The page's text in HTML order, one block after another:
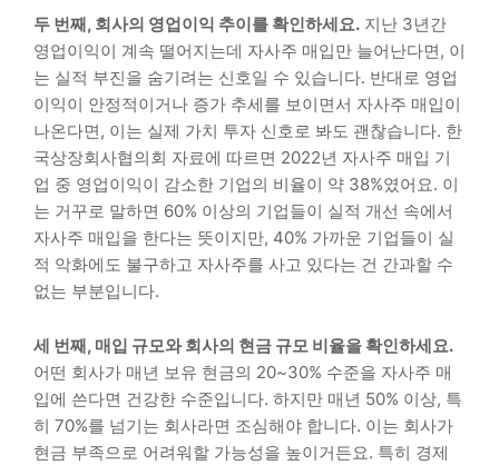
두 번째, 회사의 영업이익 추이를 확인하세요. 지난 3년간
영업이익이 계속 떨어지는데 자사주 매입만 늘어난다면, 이
는 실적 부진을 숨기려는 신호일 수 있습니다. 반대로 영업
이익이 안정적이거나 증가 추세를 보이면서 자사주 매입이
나온다면, 이는 실제 가치 투자 신호로 봐도 괜찮습니다. 한
국상장회사협의회 자료에 따르면 2022년 자사주 매입 기
업 중 영업이익이 감소한 기업의 비율이 약 38%였어요. 이
는 거꾸로 말하면 60% 이상의 기업들이 실적 개선 속에서
자사주 매입을 한다는 뜻이지만, 40% 가까운 기업들이 실
적 악화에도 불구하고 자사주를 사고 있다는 건 간과할 수
없는 부분입니다.
세 번째, 매입 규모와 회사의 현금 규모 비율을 확인하세요.
어떤 회사가 매년 보유 현금의 20~30% 수준을 자사주 매
입에 쓴다면 건강한 수준입니다. 하지만 매년 50% 이상, 특
히 70%를 넘기는 회사라면 조심해야 합니다. 이는 회사가
현금 부족으로 어려워할 가능성을 높이거든요. 특히 경제